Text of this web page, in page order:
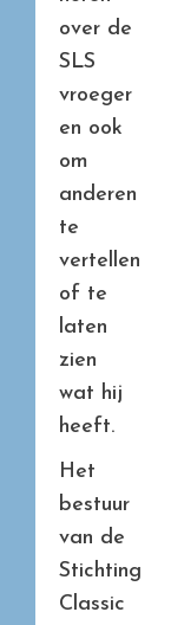
over de
SLS
vroeger
en ook
om
anderen
te
vertellen
of te
laten
zien
wat hij
heeft.
Het
bestuur
van de
Stichting
Classic